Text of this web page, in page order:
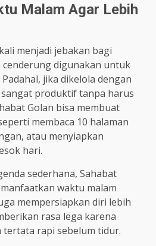
Malam Agar Lebih
menjadi jebakan bagi
digunakan untuk
jika dikelola dengan
produktif tanpa harus
Golan bisa membuat
membaca 10 halaman
atau menyiapkan
hari.
sederhana, Sahabat
waktu malam
mempersiapkan diri lebih
rasa lega karena
tertata rapi sebelum tidur.